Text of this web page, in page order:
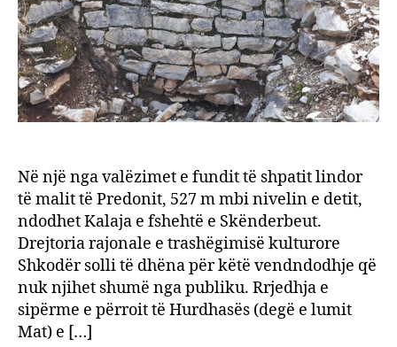
Në një nga valëzimet e fundit të shpatit lindor
të malit të Predonit, 527 m mbi nivelin e detit,
ndodhet Kalaja e fshehtë e Skënderbeut.
Drejtoria rajonale e trashëgimisë kulturore
Shkodër solli të dhëna për këtë vendndodhje që
nuk njihet shumë nga publiku. Rrjedhja e
sipërme e përroit të Hurdhasës (degë e lumit
Mat) e […]